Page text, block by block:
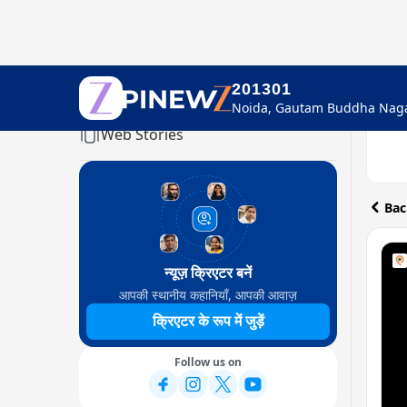
201301
Home
Web Stories
न्यूज़ क्रिएटर बनें
आपकी स्थानीय कहानियाँ, आपकी आवाज़
क्रिएटर के रूप में जुड़ें
Follow us on